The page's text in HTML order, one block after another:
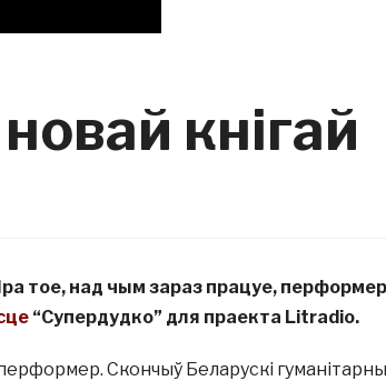
кнігай
тое, над чым зараз працуе, перформер
“Супердудко” для праекта Litradio.
перформер. Скончыў Беларускі гуманітарны